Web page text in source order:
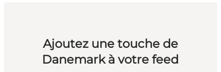
Ajoutez une touche de
Danemark à votre feed